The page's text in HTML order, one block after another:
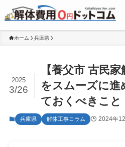
ホーム 兵庫県
【養父市 古民
をスムーズに進
ておくべきこと
2025
3/26
兵庫県 解体工事コラム 2024年